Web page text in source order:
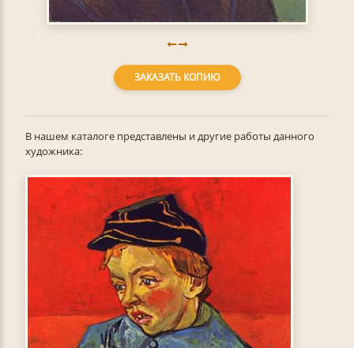
ЗАКАЗАТЬ КОПИЮ
В нашем каталоге представлены и другие работы данного
художника: